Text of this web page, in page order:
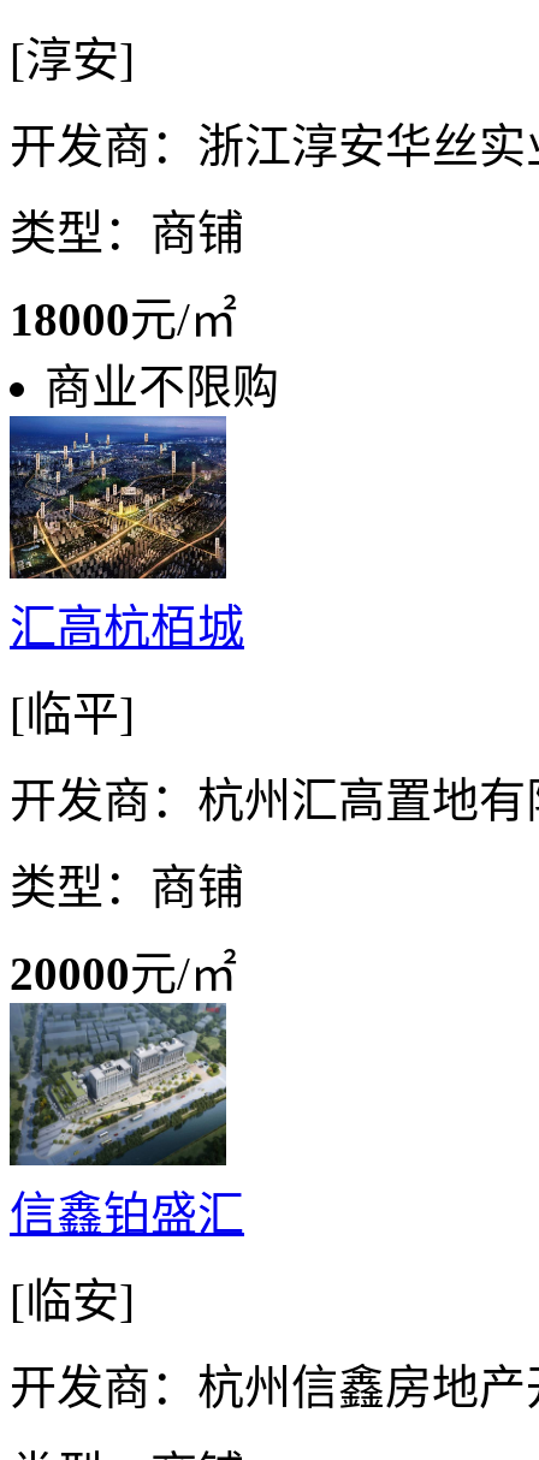
[淳安]
开发商：浙江淳安华丝
类型：商铺
18000元/㎡
商业不限购
汇高杭栢城
[临平]
开发商：杭州汇高置地有
类型：商铺
20000元/㎡
信鑫铂盛汇
[临安]
开发商：杭州信鑫房地